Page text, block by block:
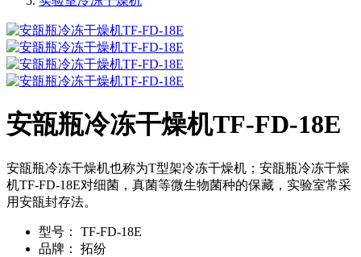
安瓿瓶冷冻干燥机TF-FD-18E
安瓿瓶冷冻干燥机也称为T型架冷冻干燥机；安瓿瓶冷冻干燥
机TF-FD-18E对细菌，真菌等微生物菌种的保藏，实验室常采
用安瓿封存法。
型号：
TF-FD-18E
品牌：
拓纷